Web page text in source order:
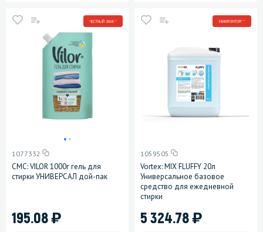
ЧЕСТНЫЙ ЗНАК *
1077332
СМС: VILOR 1000г гель для
стирки УНИВЕРСАЛ дой-пак
195.08)
МИНПРОМТОРГ *
1059505
Vortex: MIX FLUFFY 20л
Универсальное базовое
средство для ежедневной
стирки
5 324.78)